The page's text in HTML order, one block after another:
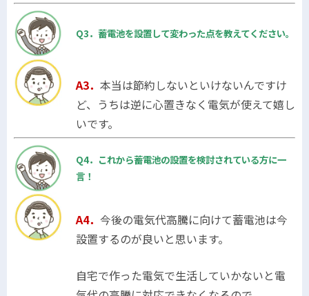
Q3．蓄電池を設置して変わった点を教えてください。
A3． 本当は節約しないといけないんですけ
ど、うちは逆に心置きなく電気が使えて嬉し
いです。
Q4．これから蓄電池の設置を検討されている方に一
言！
A4． 今後の電気代高騰に向けて蓄電池は今
設置するのが良いと思います。
自宅で作った電気で生活していかないと電